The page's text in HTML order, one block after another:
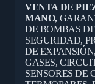
VENTA DE
MANO,
DE BOMBAS
SEGURIDAD,
DE
GASES,
SENSORES DE